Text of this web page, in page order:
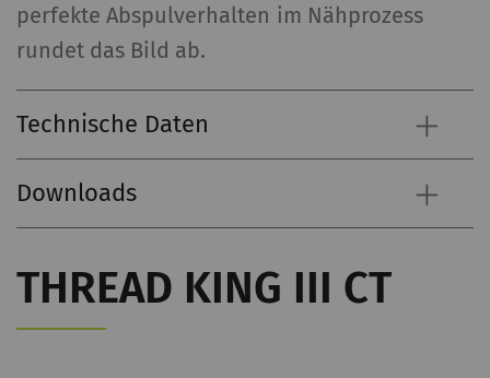
perfekte Abspulverhalten im Nähprozess
rundet das Bild ab.
Technische Daten
Downloads
THREAD KING III CT